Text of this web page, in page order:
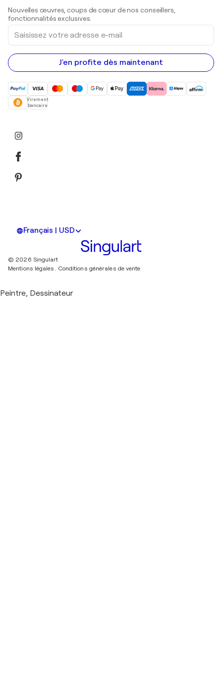
Peintures acryliques
Nouvelles œuvres, coups de cœur de nos conseillers,
fonctionnalités exclusives.
Saisissez
votre
adresse
e-
mail
J'en profite dès maintenant
Virement
bancaire
Français | USD
© 2026 Singulart
Mentions légales. Conditions générales de vente
Peintre, Dessinateur